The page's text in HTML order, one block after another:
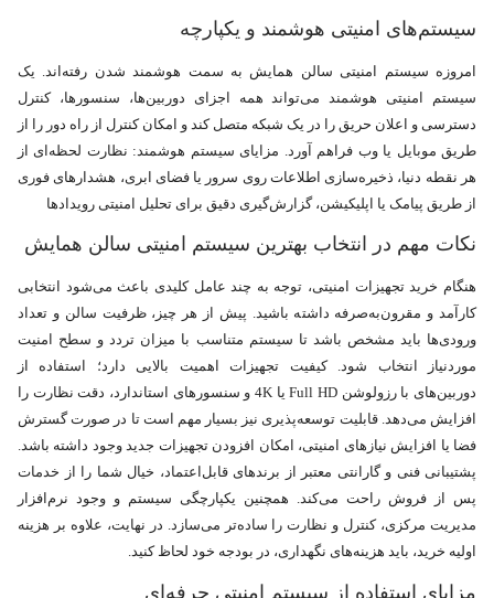
سیستم‌های امنیتی هوشمند و یکپارچه
امروزه سیستم امنیتی سالن‌ همایش به سمت هوشمند شدن رفته‌اند. یک
سیستم امنیتی هوشمند می‌تواند همه اجزای دوربین‌ها، سنسورها، کنترل
دسترسی و اعلان حریق را در یک شبکه متصل کند و امکان کنترل از راه دور را از
طریق موبایل یا وب فراهم آورد. مزایای سیستم هوشمند: نظارت لحظه‌ای از
هر نقطه دنیا، ذخیره‌سازی اطلاعات روی سرور یا فضای ابری، هشدارهای فوری
از طریق پیامک یا اپلیکیشن، گزارش‌گیری دقیق برای تحلیل امنیتی رویدادها
نکات مهم در انتخاب بهترین سیستم امنیتی سالن‌ همایش
هنگام خرید تجهیزات امنیتی، توجه به چند عامل کلیدی باعث می‌شود انتخابی
کارآمد و مقرون‌به‌صرفه داشته باشید. پیش از هر چیز، ظرفیت سالن و تعداد
ورودی‌ها باید مشخص باشد تا سیستم متناسب با میزان تردد و سطح امنیت
موردنیاز انتخاب شود. کیفیت تجهیزات اهمیت بالایی دارد؛ استفاده از
دوربین‌های با رزولوشن Full HD یا 4K و سنسورهای استاندارد، دقت نظارت را
افزایش می‌دهد. قابلیت توسعه‌پذیری نیز بسیار مهم است تا در صورت گسترش
فضا یا افزایش نیازهای امنیتی، امکان افزودن تجهیزات جدید وجود داشته باشد.
پشتیبانی فنی و گارانتی معتبر از برندهای قابل‌اعتماد، خیال شما را از خدمات
پس از فروش راحت می‌کند. همچنین یکپارچگی سیستم و وجود نرم‌افزار
مدیریت مرکزی، کنترل و نظارت را ساده‌تر می‌سازد. در نهایت، علاوه بر هزینه
اولیه خرید، باید هزینه‌های نگهداری، در بودجه خود لحاظ کنید.
مزایای استفاده از سیستم امنیتی حرفه‌ای